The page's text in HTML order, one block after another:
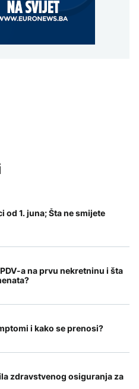
od 1. juna; Šta ne smijete
a na prvu nekretninu i šta
i kako se prenosi?
zdravstvenog osiguranja za